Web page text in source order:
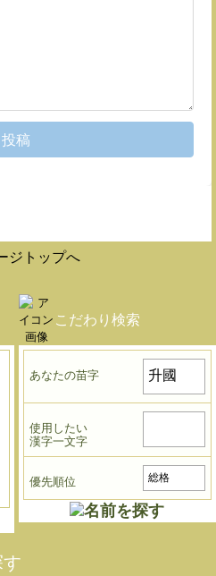
投稿
ジトップへ
こだわり検索
あなたの苗字
使用したい
漢字一文字
優先順位